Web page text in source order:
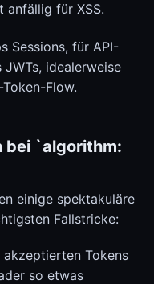
anfällig für XSS.
Sessions, für API-
idealerweise
Flow.
bei `algorithm:
einige spektakuläre
Fallstricke:
akzeptierten Tokens
so etwas